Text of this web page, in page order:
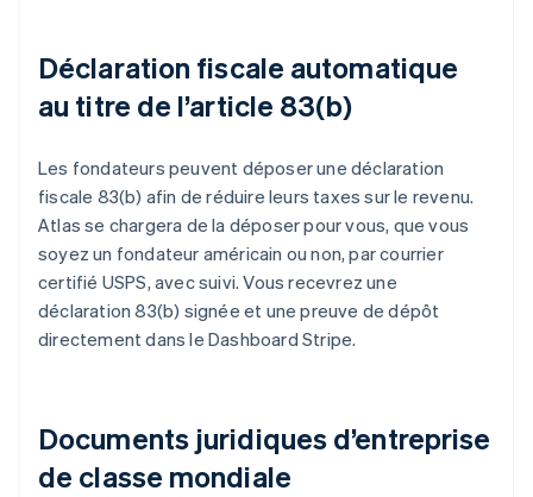
Déclaration fiscale automatique
au titre de l’article 83(b)
Les fondateurs peuvent déposer une déclaration
fiscale 83(b) afin de réduire leurs taxes sur le revenu.
Atlas se chargera de la déposer pour vous, que vous
soyez un fondateur américain ou non, par courrier
certifié USPS, avec suivi. Vous recevrez une
déclaration 83(b) signée et une preuve de dépôt
directement dans le Dashboard Stripe.
Documents juridiques d’entreprise
de classe mondiale